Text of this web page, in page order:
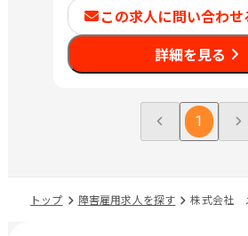
この求人に問い合わせ
詳細を見る
1
トップ 障害雇用求人を探す 株式会社